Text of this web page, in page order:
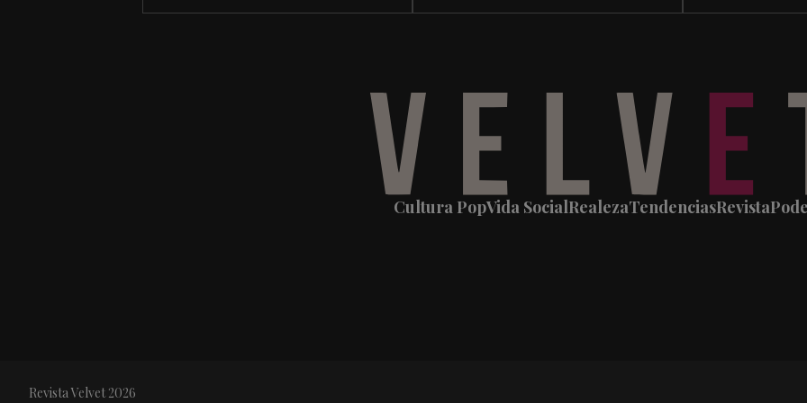
Cultura PopVida SocialRealezaTendenciasRevista
Revista Velvet 2026